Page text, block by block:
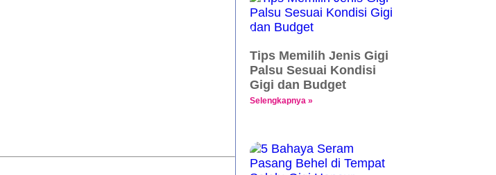
Tips Memilih Jenis Gigi
Palsu Sesuai Kondisi
Gigi dan Budget
Selengkapnya »